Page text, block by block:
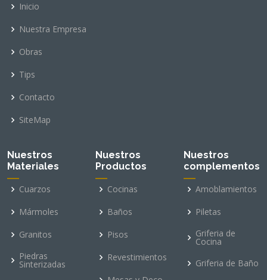
Inicio
Nuestra Empresa
Obras
Tips
Contacto
SiteMap
Nuestros
Materiales
Cuarzos
Mármoles
Granitos
Piedras
Sinterizadas
Nuestros
Productos
Cocinas
Baños
Pisos
Revestimientos
Nuestros
complementos
Amoblamientos
Piletas
Griferia de
Cocina
Griferia de Baño